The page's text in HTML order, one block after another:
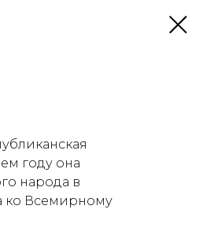
году она
народа в
ко Всемирному